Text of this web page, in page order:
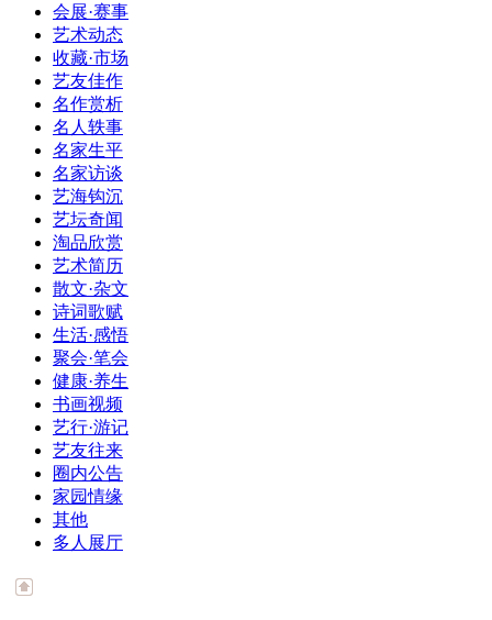
会展·赛事
艺术动态
收藏·市场
艺友佳作
名作赏析
名人轶事
名家生平
名家访谈
艺海钩沉
艺坛奇闻
淘品欣赏
艺术简历
散文·杂文
诗词歌赋
生活·感悟
聚会·笔会
健康·养生
书画视频
艺行·游记
艺友往来
圈内公告
家园情缘
其他
多人展厅